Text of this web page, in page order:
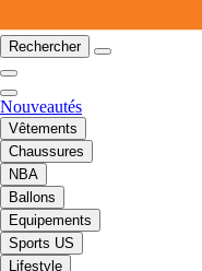
Rechercher
Nouveautés
Vêtements
Chaussures
NBA
Ballons
Equipements
Sports US
Lifestyle